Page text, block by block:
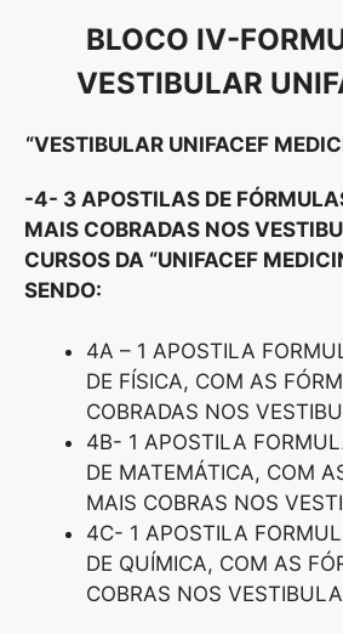
BLOCO IV-
VESTIBULAR
“VESTIBULAR UNIFACEF
-4- 3 APOSTILAS DE
MAIS COBRADAS NOS
CURSOS DA “UNIFACEF
SENDO:
4A – 1 APOSTILA
DE FÍSICA, COM AS
COBRADAS NOS
4B- 1 APOSTILA
DE MATEMÁTICA, COM
MAIS COBRAS NOS
4C- 1 APOSTILA
DE QUÍMICA, COM AS
COBRAS NOS